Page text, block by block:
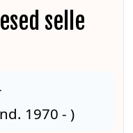
selle
1970 - )